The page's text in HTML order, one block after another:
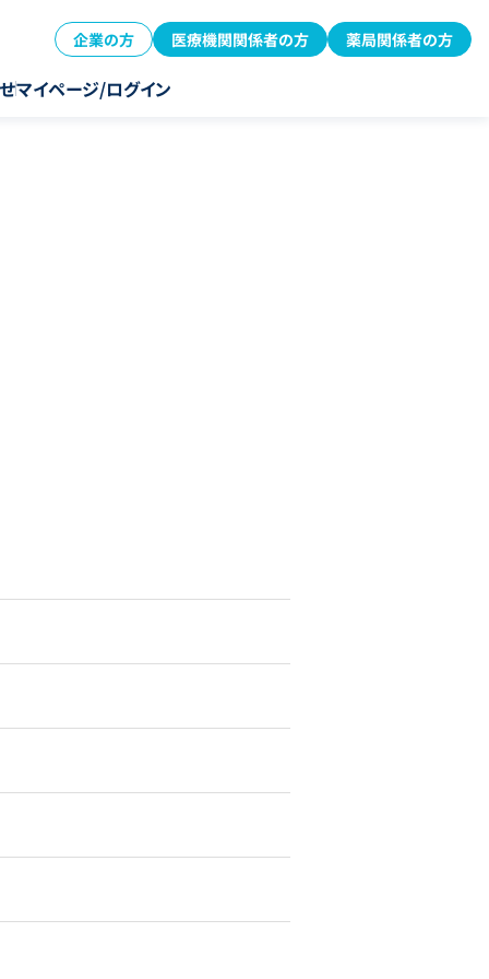
企業の方 医療機関関係者の方 薬局関係者の方
マイページ/ログイン